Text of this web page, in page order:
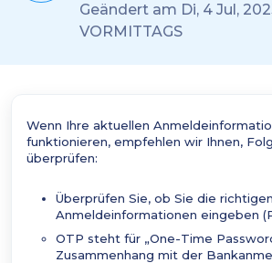
Geändert am Di, 4 Jul,
VORMITTAGS
Wenn Ihre aktuellen
funktionieren, empfehlen wir Ihnen,
überprüfen:
Überprüfen Sie, ob Sie die richtigen
Anmeldeinformationen eingeben
OTP steht für „One-Time
Zusammenhang mit der